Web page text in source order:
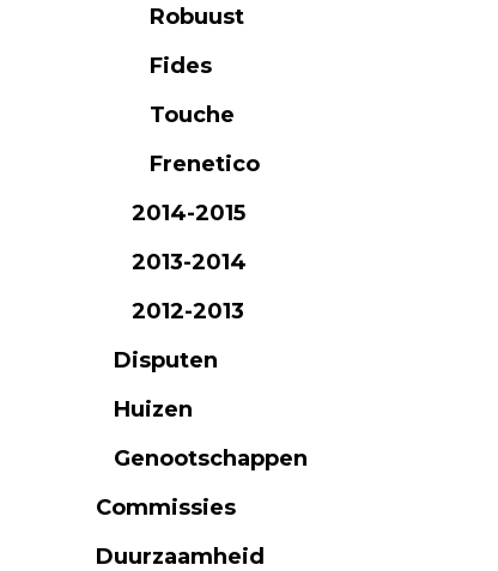
Robuust
Fides
Touche
Frenetico
2014-2015
2013-2014
2012-2013
Disputen
Huizen
Genootschappen
Commissies
Duurzaamheid